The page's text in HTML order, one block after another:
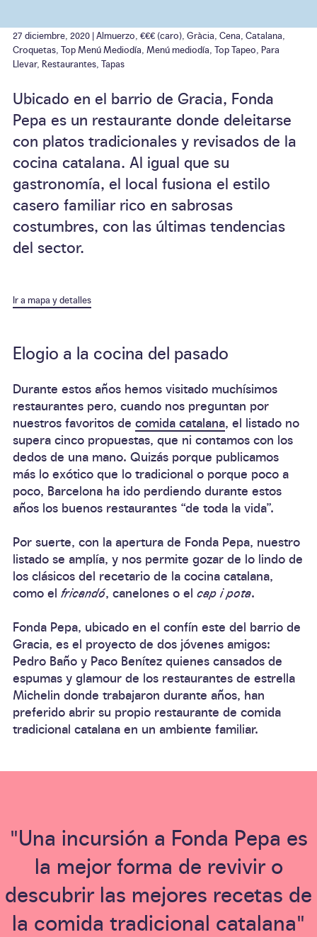
27 diciembre, 2020 |Almuerzo €€€ (caro) Gràcia Cena Catalana
Croquetas Top Menú Mediodía Menú mediodía Top Tapeo Para
Llevar, Restaurantes Tapas
Ubicado en el barrio de Gracia, Fonda
Pepa es un restaurante donde deleitarse
con platos tradicionales y revisados de la
cocina catalana. Al igual que su
gastronomía, el local fusiona el estilo
casero familiar rico en sabrosas
costumbres, con las últimas tendencias
del sector.
Ir a mapa y detalles
Elogio a la cocina del pasado
Durante estos años hemos visitado muchísimos
restaurantes pero, cuando nos preguntan por
nuestros favoritos de comida catalana, el listado no
supera cinco propuestas, que ni contamos con los
dedos de una mano. Quizás porque publicamos
más lo exótico que lo tradicional o porque poco a
poco, Barcelona ha ido perdiendo durante estos
años los buenos restaurantes “de toda la vida”.
Por suerte, con la apertura de Fonda Pepa, nuestro
listado se amplía, y nos permite gozar de lo lindo de
los clásicos del recetario de la cocina catalana,
como el fricandó, canelones o el cap i pota.
Fonda Pepa, ubicado en el confín este del barrio de
Gracia, es el proyecto de dos jóvenes amigos:
Pedro Baño y Paco Benítez quienes cansados de
espumas y glamour de los restaurantes de estrella
Michelin donde trabajaron durante años, han
preferido abrir su propio restaurante de comida
tradicional catalana en un ambiente familiar.
"Una incursión a Fonda Pepa es
la mejor forma de revivir o
descubrir las mejores recetas de
la comida tradicional catalana"